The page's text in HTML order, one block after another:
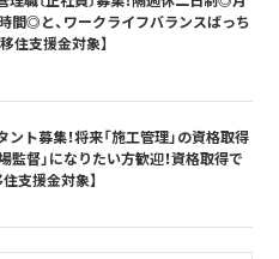
間◎と、ワークライフバランスばっち
住支援金対象】
ト募集！将来「施工管理」の資格取得
監督」になりたい方歓迎！資格取得で
支援金対象】